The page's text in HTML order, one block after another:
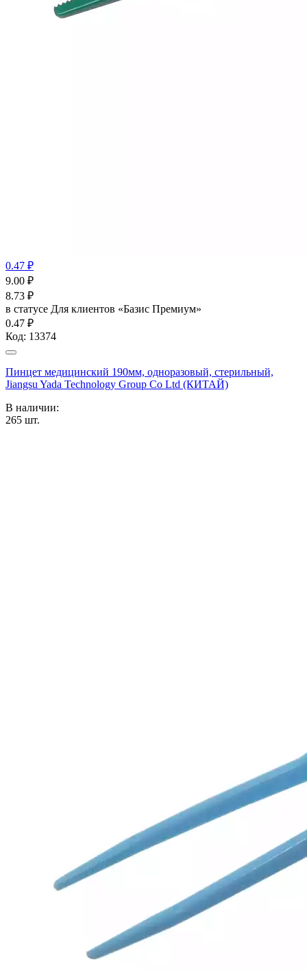
0.47 ₽
9.00 ₽
8.73 ₽
в статусе Для клиентов «Базис Премиум»
0.47 ₽
Код: 13374
Пинцет медицинский 190мм, одноразовый, стерильный,
Jiangsu Yada Technology Group Co Ltd (КИТАЙ)
В наличии:
265 шт.